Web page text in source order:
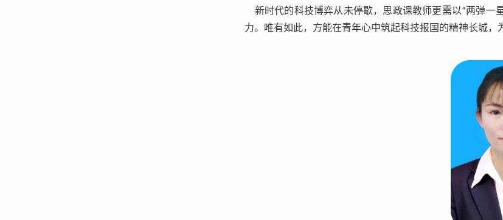
新时代的科技博弈从未停歇，思政课教师更需以“两弹一
力。唯有如此，方能在青年心中筑起科技报国的精神长城，